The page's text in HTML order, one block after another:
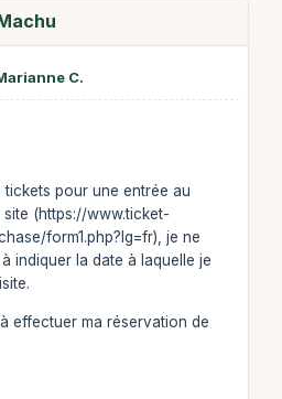
C.
pour une entrée au
(https://www.ticket-
form1.php?lg=fr), je ne
indiquer la date à laquelle je
effectuer ma réservation de